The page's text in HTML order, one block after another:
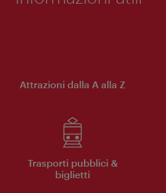
Attrazioni dalla A alla Z
Trasporti pubblici &
biglietti